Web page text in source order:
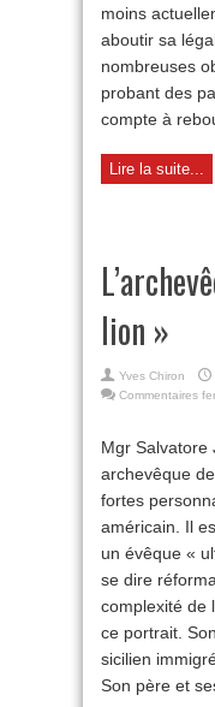
moins
aboutir sa
nombreuses
probant des
compte à
Lire la suite...
lion »
Yves Chiron
Commentaires
Mgr Salvatore
archevêque
fortes
américain. Il
un évêque «
se dire
complexité de
ce portrait.
sicilien
Son père et